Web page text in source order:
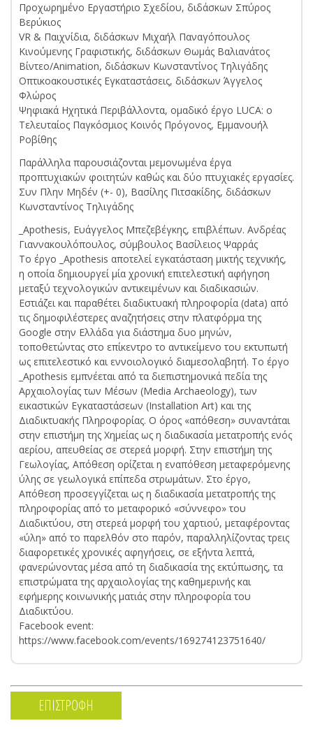
Προχωρημένο Εργαστήριο Σχεδίου, διδάσκων Σπύρος
Βερύκιος
VR & Παιχνίδια, διδάσκων Μιχαήλ Παναγόπουλος
Κινούμενης Γραφιστικής, διδάσκων Θωμάς Βαλιανάτος
Βίντεο/Animation, διδάσκων Κωνσταντίνος Τηλιγάδης
Οπτικοακουστικές Εγκαταστάσεις, διδάσκων Άγγελος
Φλώρος
Ψηφιακά Ηχητικά Περιβάλλοντα, ομαδικό έργο LUCA: ο
Τελευταίος Παγκόσμιος Κοινός Πρόγονος, Εμμανουήλ
Ροβίθης
Παράλληλα παρουσιάζονται μεμονωμένα έργα
προπτυχιακών φοιτητών καθώς και δύο πτυχιακές εργασίες.
Συν Πλην Μηδέν (+- 0), Βασίλης Πιτσακίδης, διδάσκων
Κωνσταντίνος Τηλιγάδης
_Apothesis, Ευάγγελος Μπεζεβέγκης, επιβλέπων. Ανδρέας
Γιαννακουλόπουλος, σύμβουλος Βασίλειος Ψαρράς
Το έργο _Apothesis αποτελεί εγκατάσταση μικτής τεχνικής,
η οποία δημιουργεί μία χρονική επιτελεστική αφήγηση
μεταξύ τεχνολογικών αντικειμένων και διαδικασιών.
Εστιάζει και παραθέτει διαδικτυακή πληροφορία (data) από
τις δημοφιλέστερες αναζητήσεις στην πλατφόρμα της
Google στην Ελλάδα για διάστημα δυο μηνών,
τοποθετώντας στο επίκεντρο το αντικείμενο του εκτυπωτή
ως επιτελεστικό και εννοιολογικό διαμεσολαβητή. Το έργο
_Apothesis εμπνέεται από τα διεπιστημονικά πεδία της
Αρχαιολογίας των Μέσων (Media Archaeology), των
εικαστικών Εγκαταστάσεων (Installation Art) και της
Διαδικτυακής Πληροφορίας. Ο όρος «απόθεση» συναντάται
στην επιστήμη της Χημείας ως η διαδικασία μετατροπής ενός
αερίου, απευθείας σε στερεά μορφή. Στην επιστήμη της
Γεωλογίας, Απόθεση ορίζεται η εναπόθεση μεταφερόμενης
ύλης σε γεωλογικά επίπεδα στρωμάτων. Στο έργο,
Απόθεση προσεγγίζεται ως η διαδικασία μετατροπής της
πληροφορίας από το μεταφορικό «σύννεφο» του
Διαδικτύου, στη στερεά μορφή του χαρτιού, μεταφέροντας
«ύλη» από το παρελθόν στο παρόν, παραλληλίζοντας τρεις
διαφορετικές χρονικές αφηγήσεις, σε εξήντα λεπτά,
φανερώνοντας μέσα από τη διαδικασία της εκτύπωσης, τα
επιστρώματα της αρχαιολογίας της καθημερινής και
εφήμερης κοινωνικής ματιάς στην πληροφορία του
Διαδικτύου.
Facebook event:
https://www.facebook.com/events/169274123751640/
ΕΠΙΣΤΡΟΦΗ